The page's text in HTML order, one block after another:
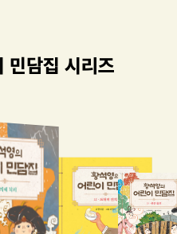
민담집 시리즈